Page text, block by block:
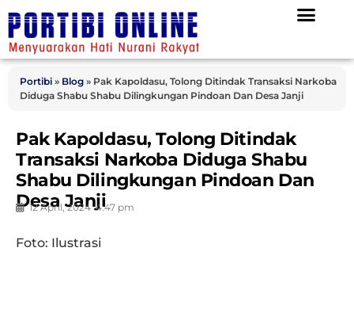
Portibi » Blog » Pak Kapoldasu, Tolong Ditindak Transaksi Narkoba
Diduga Shabu Shabu Dilingkungan Pindoan Dan Desa Janji
Pak Kapoldasu, Tolong Ditindak
Transaksi Narkoba Diduga Shabu
Shabu Dilingkungan Pindoan Dan
Desa Janji
12 April, 2024 4:47 pm
Foto: Ilustrasi